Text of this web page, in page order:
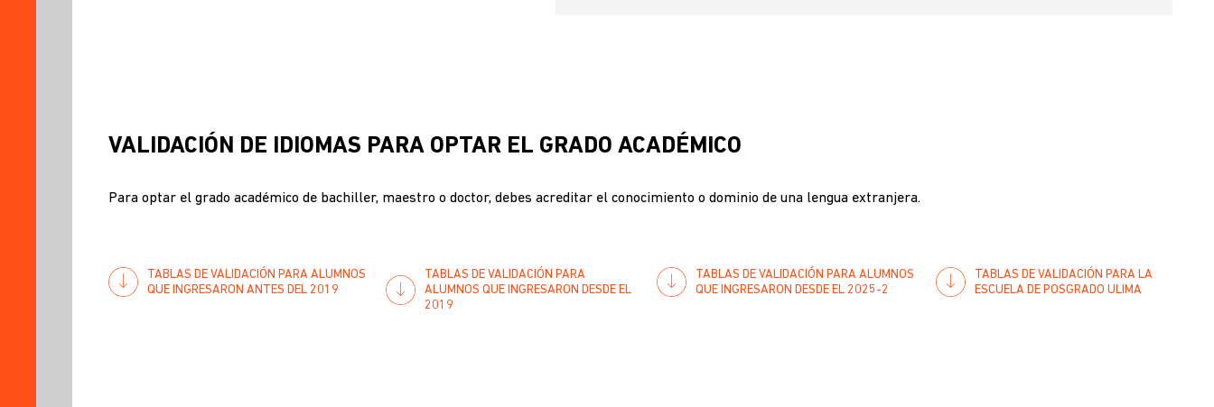
VALIDACIÓN DE IDIOMAS PARA OPTAR EL GRADO ACADÉMICO
Para optar el grado académico de bachiller, maestro o doctor, debes acreditar el conocimiento o dominio de una lengua extranjera.
TABLAS DE VALIDACIÓN PARA ALUMNOS
QUE INGRESARON ANTES DEL 2019
TABLAS DE VALIDACIÓN PARA
ALUMNOS QUE INGRESARON DESDE EL
2019
TABLAS DE VALIDACIÓN PARA ALUMNOS
QUE INGRESARON DESDE EL 2025-2
TABLAS DE VALIDACIÓN PARA LA
ESCUELA DE POSGRADO ULIMA